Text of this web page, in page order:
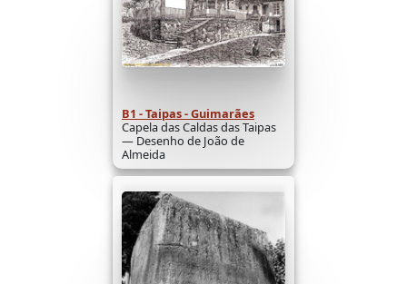
B1 - Taipas - Guimarães
Capela das Caldas das Taipas
— Desenho de João de
Almeida